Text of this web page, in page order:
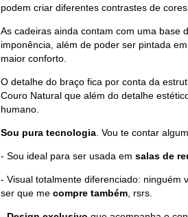
podem criar diferentes contrastes de
As cadeiras ainda contam com uma base
imponência, além de poder ser pintada
maior conforto.
O detalhe do braço fica por conta da
Couro Natural que além do detalhe
humano.
Sou pura tecnologia . Vou te contar
- Sou ideal para ser usada em salas de
- Visual totalmente diferenciado: ninguém
ser que me compre também , rsrs.